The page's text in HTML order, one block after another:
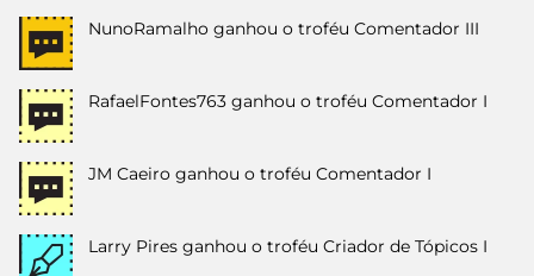
NunoRamalho ganhou o troféu Comentador III
RafaelFontes763 ganhou o troféu Comentador I
JM Caeiro ganhou o troféu Comentador I
Larry Pires ganhou o troféu Criador de Tópicos I